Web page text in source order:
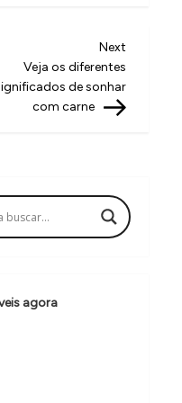
Next
Post
Next
Veja os diferentes
de sonhar
com carne
agora